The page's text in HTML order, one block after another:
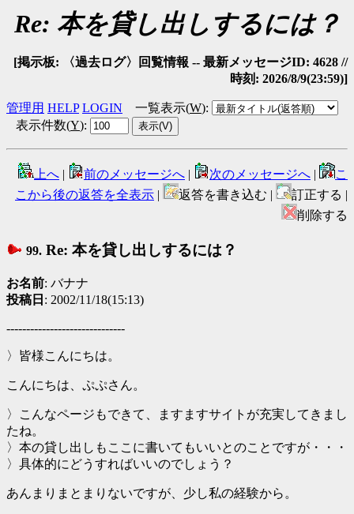
Re: 本を貸し出しするには？
[掲示板: 〈過去ログ〉回覧情報 -- 最新メッセージID: 4628 //
時刻: 2026/8/9(23:59)]
管理用 HELP LOGIN 一覧表示(W):
表示件数(Y):
上へ | 前のメッセージへ | 次のメッセージへ |
こ
こから後の返答を全表示 | 返答を書き込む |
訂正する |
削除する
99. Re: 本を貸し出しするには？
お名前: バナナ
投稿日 : 2002/11/18(15:13)
------------------------------
〉皆様こんにちは。
こんにちは、ぷぷさん。
〉こんなページもできて、ますますサイトが充実してきまし
たね。
〉本の貸し出しもここに書いてもいいとのことですが・・・
〉具体的にどうすればいいのでしょう？
あんまりまとまりないですが、少し私の経験から。